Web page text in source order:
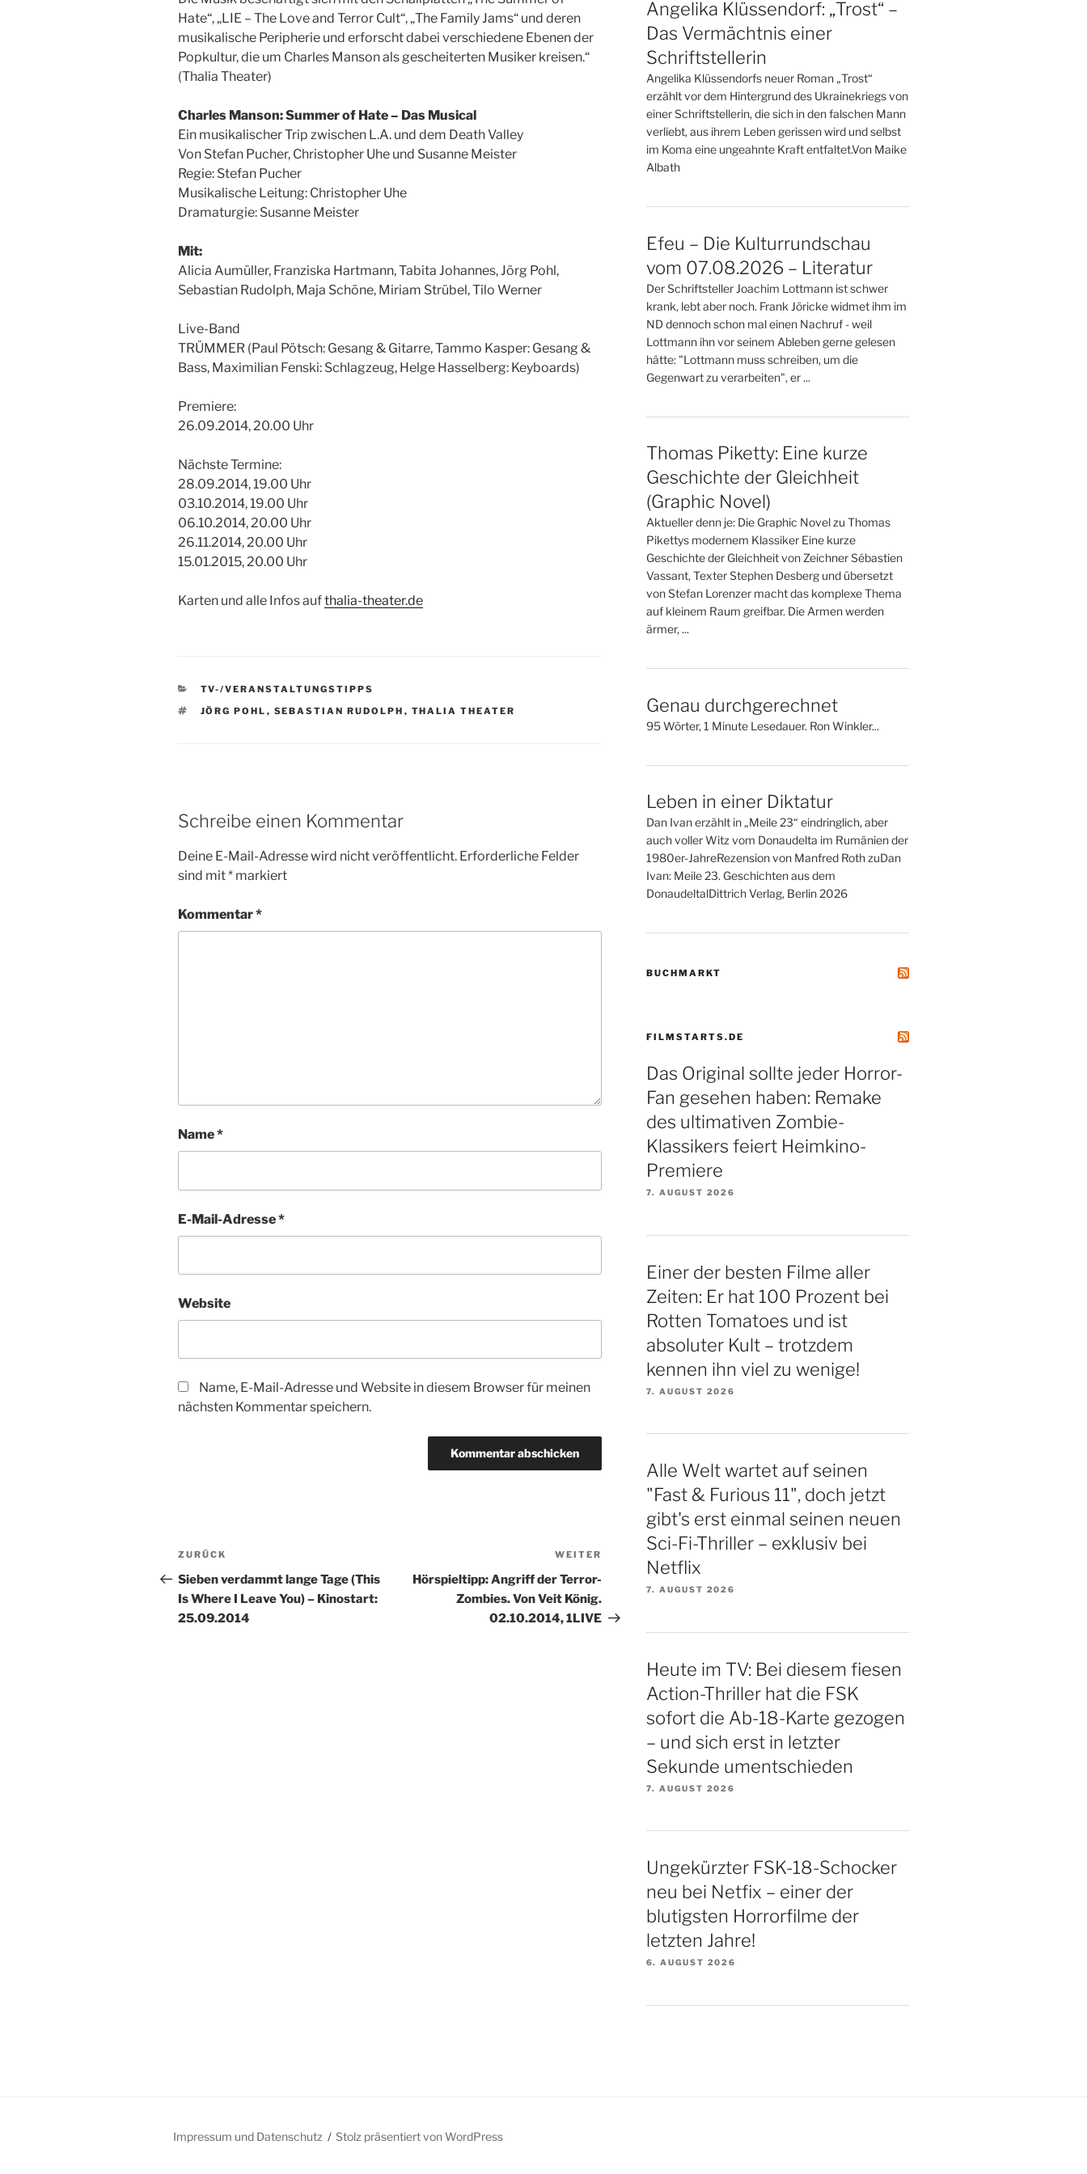
Hate“, „LIE – The Love and Terror Cult“, „The Family Jams“ und deren
musikalische Peripherie und erforscht dabei verschiedene Ebenen der
Popkultur, die um Charles Manson als gescheiterten Musiker kreisen.“
(Thalia Theater)
Charles Manson: Summer of Hate – Das Musical
Ein musikalischer Trip zwischen L.A. und dem Death Valley
Von Stefan Pucher, Christopher Uhe und Susanne Meister
Regie: Stefan Pucher
Musikalische Leitung: Christopher Uhe
Dramaturgie: Susanne Meister
Mit:
Alicia Aumüller, Franziska Hartmann, Tabita Johannes, Jörg Pohl,
Sebastian Rudolph, Maja Schöne, Miriam Strübel, Tilo Werner
Live-Band
TRÜMMER (Paul Pötsch: Gesang & Gitarre, Tammo Kasper: Gesang &
Bass, Maximilian Fenski: Schlagzeug, Helge Hasselberg: Keyboards)
Premiere:
26.09.2014, 20.00 Uhr
Nächste Termine:
28.09.2014, 19.00 Uhr
03.10.2014, 19.00 Uhr
06.10.2014, 20.00 Uhr
26.11.2014, 20.00 Uhr
15.01.2015, 20.00 Uhr
Karten und alle Infos aufthalia-theater.de
KATEGORIEN
TV-/VERANSTALTUNGSTIPPS
SCHLAGWÖRTER
JÖRG POHL , SEBASTIAN RUDOLPH , THALIA THEATER
Schreibe einen Kommentar
Deine E-Mail-Adresse wird nicht veröffentlicht. Erforderliche Felder
sind mit* markiert
Kommentar*
Name*
E-Mail-Adresse*
Website
Name, E-Mail-Adresse und Website in diesem Browser für meinen
nächsten Kommentar speichern.
Beitragsnavigation
Vorheriger
Beitrag
ZURÜCK
Sieben verdammt lange Tage (This
Is Where I Leave You) – Kinostart:
25.09.2014
Nächster
Beitrag
WEITER
Hörspieltipp: Angriff der Terror-
Zombies. Von Veit König.
02.10.2014, 1LIVE
Angelika Klüssendorf: „Trost“ –
Das Vermächtnis einer
Schriftstellerin
Angelika Klüssendorfs neuer Roman „Trost“
erzählt vor dem Hintergrund des Ukrainekriegs von
einer Schriftstellerin, die sich in den falschen Mann
verliebt, aus ihrem Leben gerissen wird und selbst
im Koma eine ungeahnte Kraft entfaltet.Von Maike
Albath
Efeu – Die Kulturrundschau
vom 07.08.2026 – Literatur
Der Schriftsteller Joachim Lottmann ist schwer
krank, lebt aber noch. Frank Jöricke widmet ihm im
ND dennoch schon mal einen Nachruf - weil
Lottmann ihn vor seinem Ableben gerne gelesen
hätte: "Lottmann muss schreiben, um die
Gegenwart zu verarbeiten", er ...
Thomas Piketty: Eine kurze
Geschichte der Gleichheit
(Graphic Novel)
Aktueller denn je: Die Graphic Novel zu Thomas
Pikettys modernem Klassiker Eine kurze
Geschichte der Gleichheit von Zeichner Sébastien
Vassant, Texter Stephen Desberg und übersetzt
von Stefan Lorenzer macht das komplexe Thema
auf kleinem Raum greifbar. Die Armen werden
ärmer, ...
Genau durchgerechnet
95 Wörter, 1 Minute Lesedauer. Ron Winkler...
Leben in einer Diktatur
Dan Ivan erzählt in „Meile 23“ eindringlich, aber
auch voller Witz vom Donaudelta im Rumänien der
1980er-JahreRezension von Manfred Roth zuDan
Ivan: Meile 23. Geschichten aus dem
DonaudeltalDittrich Verlag, Berlin 2026
BUCHMARKT
FILMSTARTS.DE
Das Original sollte jeder Horror-
Fan gesehen haben: Remake
des ultimativen Zombie-
Klassikers feiert Heimkino-
Premiere
7. AUGUST 2026
Einer der besten Filme aller
Zeiten: Er hat 100 Prozent bei
Rotten Tomatoes und ist
absoluter Kult – trotzdem
kennen ihn viel zu wenige!
7. AUGUST 2026
Alle Welt wartet auf seinen
"Fast & Furious 11", doch jetzt
gibt's erst einmal seinen neuen
Sci-Fi-Thriller – exklusiv bei
Netflix
7. AUGUST 2026
Heute im TV: Bei diesem fiesen
Action-Thriller hat die FSK
sofort die Ab-18-Karte gezogen
– und sich erst in letzter
Sekunde umentschieden
7. AUGUST 2026
Ungekürzter FSK-18-Schocker
neu bei Netfix – einer der
blutigsten Horrorfilme der
letzten Jahre!
6. AUGUST 2026
Impressum und Datenschutz Stolz präsentiert von WordPress